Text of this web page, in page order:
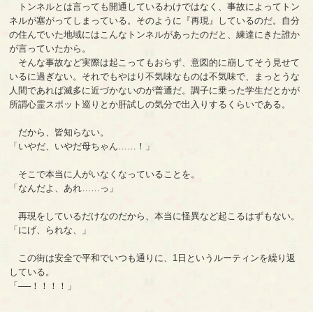
トンネルとは言っても開通しているわけではなく、事故によってトン
ネルが塞がってしまっている。そのように『再現』しているのだ。自分
の住んでいた地域にはこんなトンネルがあったのだと、練達にきた誰か
が言っていたから。
そんな事故など実際は起こってもおらず、意図的に崩してそう見せて
いるに過ぎない。それでもやはり不気味なものは不気味で、まっとうな
人間であれば滅多に近づかないのが普通だ。調子に乗った学生だとかが
所謂心霊スポット巡りとか肝試しの気分で出入りするくらいである。
だから、皆知らない。
「いやだ、いやだ母ちゃん……！」
そこで本当に人がいなくなっていることを。
「なんだよ、あれ……っ」
再現をしているだけなのだから、本当に怪異など起こるはずもない。
「にげ、られな、」
この街は安全で平和でいつも通りに、1日というルーティンを繰り返
している。
「──！！！！」